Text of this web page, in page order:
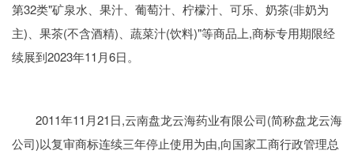
第32类"矿泉水、果汁、葡萄汁、柠檬汁、可乐、奶茶(非奶为
主)、果茶(不含酒精)、蔬菜汁(饮料)"等商品上,商标专用期限经
续展到2023年11月6日。
2011年11月21日,云南盘龙云海药业有限公司(简称盘龙云海
公司)以复审商标连续三年停止使用为由,向国家工商行政管理总